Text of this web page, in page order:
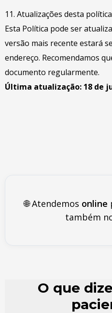
11. Atualizações desta política
Esta Política pode ser
versão mais recente estará
endereço. Recomendamos
documento regularmente.
Última atualização: 18 de
🌐 Atendemos online
também
O que